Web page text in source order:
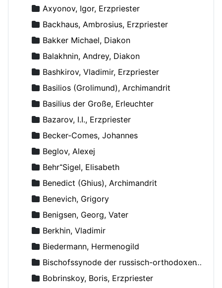
Axyonov, Igor, Erzpriester
Backhaus, Ambrosius, Erzpriester
Bakker Michael, Diakon
Balakhnin, Andrey, Diakon
Bashkirov, Vladimir, Erzpriester
Basilios (Grolimund), Archimandrit
Basilius der Große, Erleuchter
Bazarov, I.I., Erzpriester
Becker-Comes, Johannes
Beglov, Alexej
Behr־Sigel, Elisabeth
Benedict (Ghius), Archimandrit
Benevich, Grigory
Benigsen, Georg, Vater
Berkhin, Vladimir
Biedermann, Hermenogild
Bischofssynode der russisch-orthodoxen Kirche
Bobrinskoy, Boris, Erzpriester